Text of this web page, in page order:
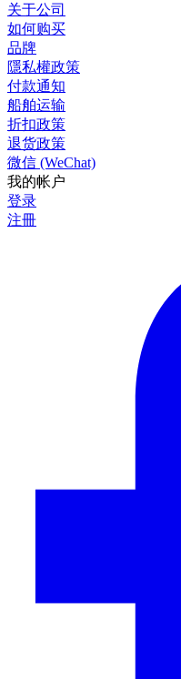
关于公司
如何购买
品牌
隱私權政策
付款通知
船舶运输
折扣政策
退货政策
微信 (WeChat)
我的帐户
登录
注冊